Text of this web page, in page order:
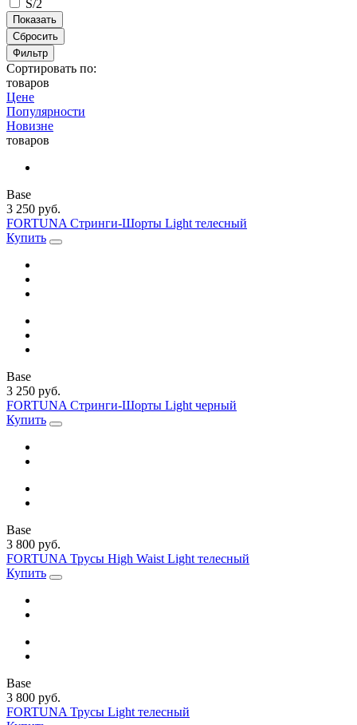
S/2
Сбросить
Фильтр
Сортировать по:
товаров
Цене
Популярности
Новизне
товаров
Base
3 250 руб.
FORTUNA Стринги-Шорты Light телесный
Купить
Base
3 250 руб.
FORTUNA Стринги-Шорты Light черный
Купить
Base
3 800 руб.
FORTUNA Трусы High Waist Light телесный
Купить
Base
3 800 руб.
FORTUNA Трусы Light телесный